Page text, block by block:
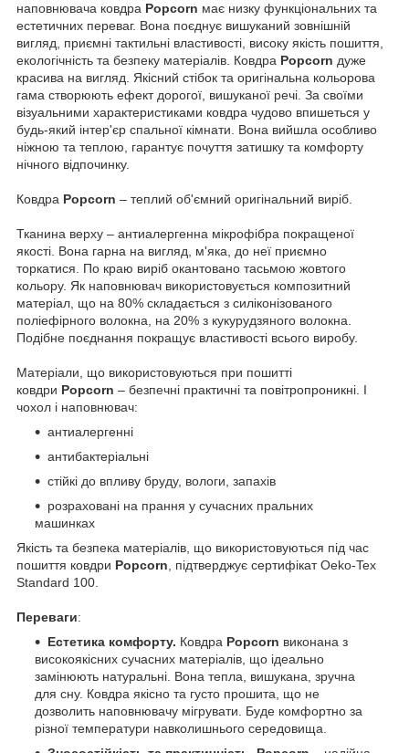
наповнювача ковдра Popcorn має низку функціональних та
естетичних переваг. Вона поєднує вишуканий зовнішній
вигляд, приємні тактильні властивості, високу якість пошиття,
екологічність та безпеку матеріалів. Ковдра Popcorn дуже
красива на вигляд. Якісний стібок та оригінальна кольорова
гама створюють ефект дорогої, вишуканої речі. За своїми
візуальними характеристиками ковдра чудово впишеться у
будь-який інтер'єр спальної кімнати. Вона вийшла особливо
ніжною та теплою, гарантує почуття затишку та комфорту
нічного відпочинку.
Ковдра Popcorn – теплий об'ємний оригінальний виріб.
Тканина верху – антиалергенна мікрофібра покращеної
якості. Вона гарна на вигляд, м'яка, до неї приємно
торкатися. По краю виріб окантовано тасьмою жовтого
кольору. Як наповнювач використовується композитний
матеріал, що на 80% складається з силіконізованого
поліефірного волокна, на 20% з кукурудзяного волокна.
Подібне поєднання покращує властивості всього виробу.
Матеріали, що використовуються при пошитті
ковдри Popcorn – безпечні практичні та повітропроникні. І
чохол і наповнювач:
антиалергенні
антибактеріальні
стійкі до впливу бруду, вологи, запахів
розраховані на прання у сучасних пральних
машинках
Якість та безпека матеріалів, що використовуються під час
пошиття ковдри Popcorn, підтверджує сертифікат Oeko-Tex
Standard 100.
Переваги:
Естетика комфорту. Ковдра Popcorn виконана з
високоякісних сучасних матеріалів, що ідеально
замінюють натуральні. Вона тепла, вишукана, зручна
для сну. Ковдра якісно та густо прошита, що не
дозволить наповнювачу мігрувати. Буде комфортно за
різної температури навколишнього середовища.